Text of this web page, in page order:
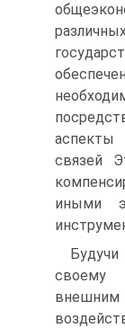
связей
иными
своему
внешним